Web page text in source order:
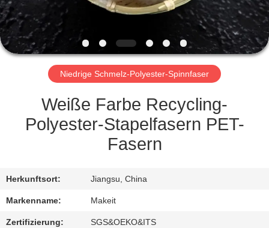
TRETEN
SIE
MIT
VERBINDUNG
FÄLLE
Niedrige Schmelz-Polyester-Spinnfaser
Weiße Farbe Recycling-
Polyester-Stapelfasern PET-
Fasern
Herkunftsort: Jiangsu, China
Markenname: Makeit
Zertifizierung: SGS&OEKO&ITS